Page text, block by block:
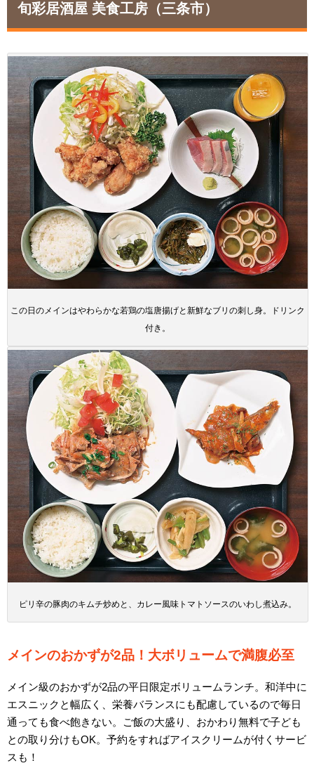
旬彩居酒屋 美食工房 （三条市）
この日のメインはやわらかな若鶏の塩唐揚げと新鮮なブリの刺し身。ドリンク
付き。
ピリ辛の豚肉のキムチ炒めと、カレー風味トマトソースのいわし煮込み。
メインのおかずが2品！大ボリュームで満腹必至
メイン級のおかずが2品の平日限定ボリュームランチ。和洋中に
エスニックと幅広く、栄養バランスにも配慮しているので毎日
通っても食べ飽きない。ご飯の大盛り、おかわり無料で子ども
との取り分けもOK。予約をすればアイスクリームが付くサービ
スも！